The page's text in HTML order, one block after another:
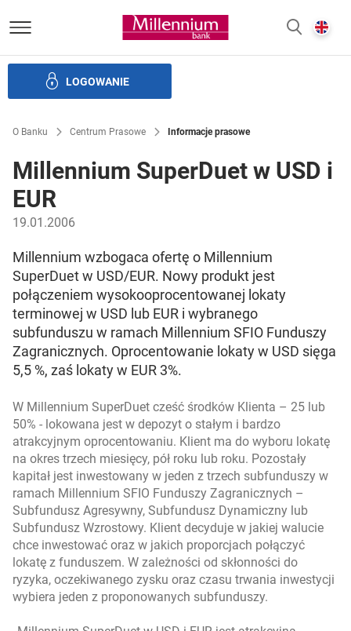
Bank Millennium homepage
LOGOWANIE
O Banku Centrum Prasowe Informacje prasowe
Millennium SuperDuet w USD i
EUR
19.01.2006
Millennium wzbogaca ofertę o Millennium
SuperDuet w USD/EUR. Nowy produkt jest
połączeniem wysokooprocentowanej lokaty
terminowej w USD lub EUR i wybranego
subfunduszu w ramach Millennium SFIO Funduszy
Zagranicznych. Oprocentowanie lokaty w USD sięga
5,5 %, zaś lokaty w EUR 3%.
W Millennium SuperDuet cześć środków Klienta – 25 lub
50% - lokowana jest w depozyt o stałym i bardzo
atrakcyjnym oprocentowaniu. Klient ma do wyboru lokatę
na okres trzech miesięcy, pół roku lub roku. Pozostały
kapitał jest inwestowany w jeden z trzech subfunduszy w
ramach Millennium SFIO Funduszy Zagranicznych –
Subfundusz Agresywny, Subfundusz Dynamiczny lub
Subfundusz Wzrostowy. Klient decyduje w jakiej walucie
chce inwestować oraz w jakich proporcjach połączyć
lokatę z funduszem. W zależności od skłonności do
ryzyka, oczekiwanego zysku oraz czasu trwania inwestycji
wybiera jeden z proponowanych subfunduszy.